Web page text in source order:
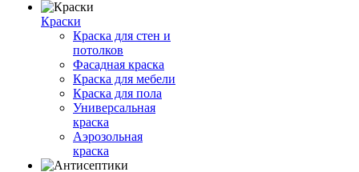
Краски
Краска для стен и
потолков
Фасадная краска
Краска для мебели
Краска для пола
Универсальная
краска
Аэрозольная
краска